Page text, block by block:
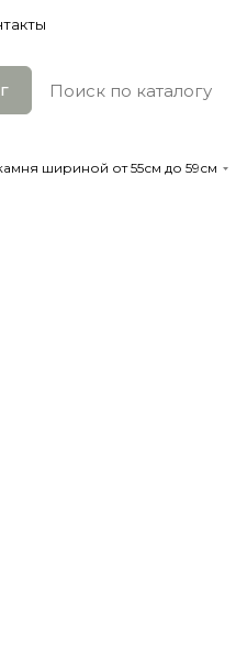
шириной от 55см до 59см